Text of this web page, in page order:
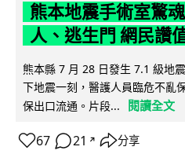
熊本地震手術室驚
人、逃生門 網民讚
熊本縣 7 月 28 日發生 7.1 級地
下地震一刻，醫護人員臨危不亂
保出口流通。片段...
閱讀全文
67 21 ↗ 分享